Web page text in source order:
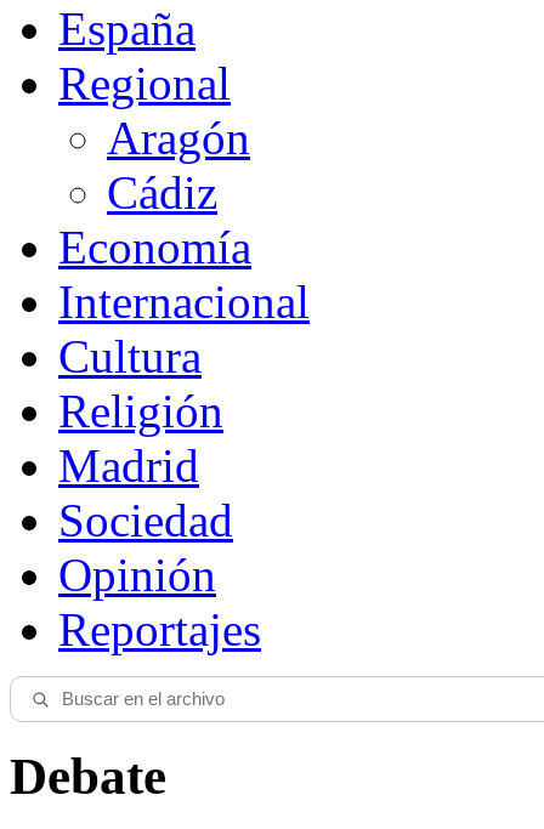
España
Regional
Aragón
Cádiz
Economía
Internacional
Cultura
Religión
Madrid
Sociedad
Opinión
Reportajes
Debate